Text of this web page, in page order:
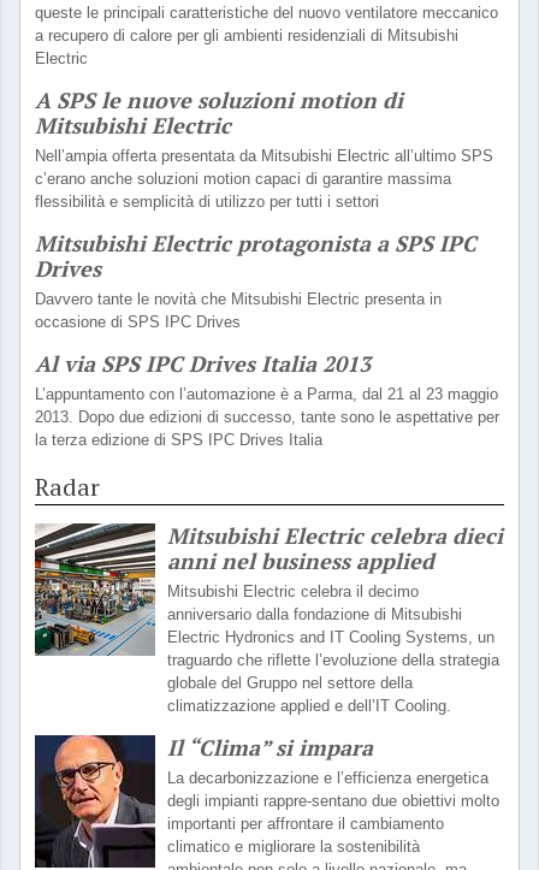
queste le principali caratteristiche del nuovo ventilatore meccanico
a recupero di calore per gli ambienti residenziali di Mitsubishi
Electric
A SPS le nuove soluzioni motion di
Mitsubishi Electric
Nell’ampia offerta presentata da Mitsubishi Electric all’ultimo SPS
c’erano anche soluzioni motion capaci di garantire massima
flessibilità e semplicità di utilizzo per tutti i settori
Mitsubishi Electric protagonista a SPS IPC
Drives
Davvero tante le novità che Mitsubishi Electric presenta in
occasione di SPS IPC Drives
Al via SPS IPC Drives Italia 2013
L’appuntamento con l’automazione è a Parma, dal 21 al 23 maggio
2013. Dopo due edizioni di successo, tante sono le aspettative per
la terza edizione di SPS IPC Drives Italia
Radar
Mitsubishi Electric celebra dieci
anni nel business applied
Mitsubishi Electric celebra il decimo
anniversario dalla fondazione di Mitsubishi
Electric Hydronics and IT Cooling Systems, un
traguardo che riflette l’evoluzione della strategia
globale del Gruppo nel settore della
climatizzazione applied e dell’IT Cooling.
Il “Clima” si impara
La decarbonizzazione e l’efficienza energetica
degli impianti rappre-sentano due obiettivi molto
importanti per affrontare il cambiamento
climatico e migliorare la sostenibilità